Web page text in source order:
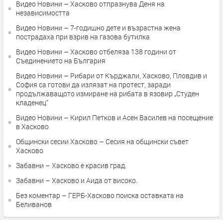
Видео Новини – Хасково отпразнува Деня на
независимостта
Видео Новини – 7-годишно дете и възрастна жена
пострадаха при взрив на газова бутилка
Видео Новини – Хасково отбеляза 138 години от
Съединението на България
Видео Новини – Рибари от Кърджали, Хасково, Пловдив и
София са готови да излязат на протест, заради
продължаващото измиране на рибата в язовир „Студен
кладенец“
Видео Новини – Кирил Петков и Асен Василев на посещение
в Хасково
Общински сесии Хасково – Сесия на общински съвет
Хасково
Забавни – Хасково е красив град.
Забавни – Хасково и Аида от високо.
Без коментар – ГЕРБ-Хасково поиска оставката на
Беливанов